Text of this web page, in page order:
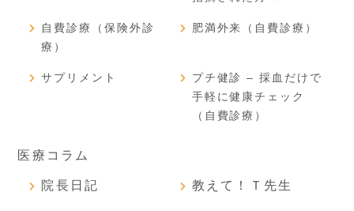
自費診療（保険外診
療）
肥満外来（自費診療）
サプリメント
プチ健診 – 採血だけで
手軽に健康チェック
（自費診療）
医療コラム
院長日記 教えて！Ｔ先生